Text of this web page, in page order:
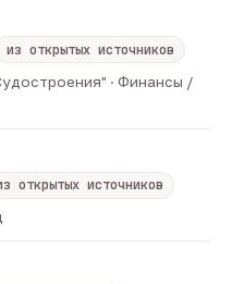
из открытых источников
· Финансы /
открытых источников